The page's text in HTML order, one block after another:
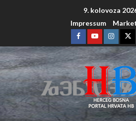
9. kolovoza
Impressum